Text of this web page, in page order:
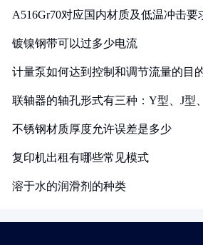
A516Gr70对应国内材质及低温冲击要
镀镍钢带可以过多少电流
计量泵如何达到控制和调节流量的目
联轴器的轴孔形式有三种：Y型、J型
不锈钢材质厚度允许误差是多少
复印机出租有哪些常见模式
溶于水的润滑剂的种类